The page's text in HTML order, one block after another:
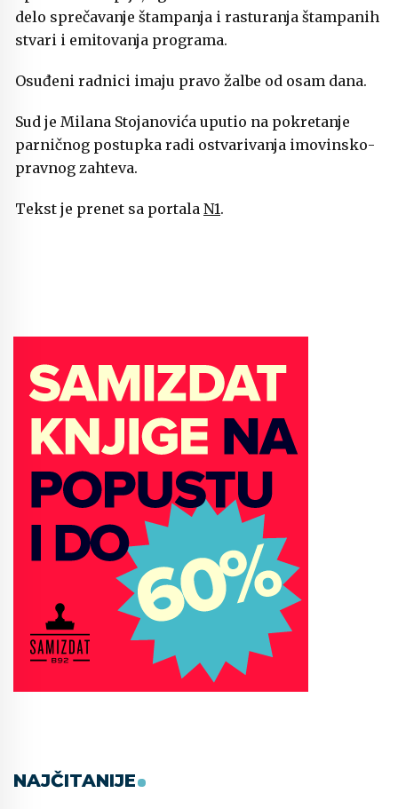
delo sprečavanje štampanja i rasturanja štampanih
stvari i emitovanja programa.
Osuđeni radnici imaju pravo žalbe od osam dana.
Sud je Milana Stojanovića uputio na pokretanje
parničnog postupka radi ostvarivanja imovinsko-
pravnog zahteva.
Tekst je prenet sa portala N1.
NAJČITANIJE